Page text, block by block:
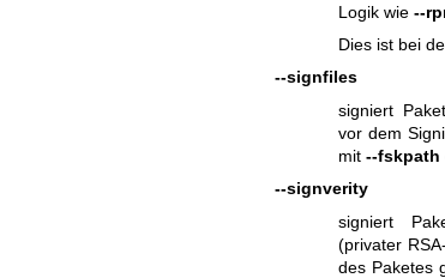
Logik wie--
Dies ist bei
--signfiles
signiert
vor dem
mit--fskpath
--signverity
signiert
(privater
des Paketes